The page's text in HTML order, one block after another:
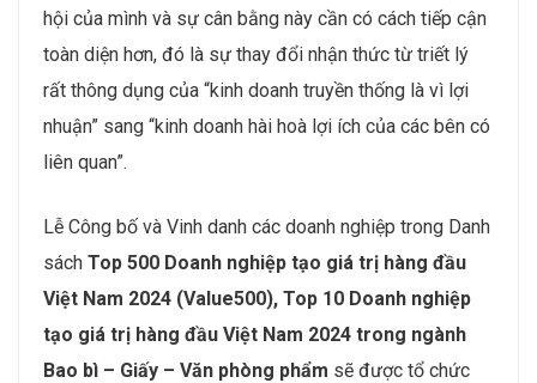
hội của mình và sự cân bằng này cần có cách tiếp cận
toàn diện hơn, đó là sự thay đổi nhận thức từ triết lý
rất thông dụng của “kinh doanh truyền thống là vì lợi
nhuận” sang “kinh doanh hài hoà lợi ích của các bên có
liên quan”.
Lễ Công bố và Vinh danh các doanh nghiệp trong Danh
sách Top 500 Doanh nghiệp tạo giá trị hàng đầu
Việt Nam 2024 (Value500), Top 10 Doanh nghiệp
tạo giá trị hàng đầu Việt Nam 2024 trong ngành
Bao bì – Giấy – Văn phòng phẩm sẽ được tổ chức